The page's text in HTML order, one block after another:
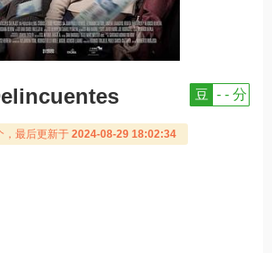
豆 - - 分
，最后更新于 2024-08-29 18:02:34